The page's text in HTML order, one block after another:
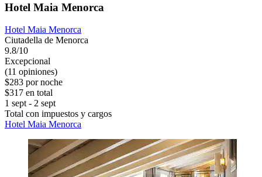
Hotel Maia Menorca
Hotel Maia Menorca
Ciutadella de Menorca
9.8/10
Excepcional
(11 opiniones)
$283 por noche
$317 en total
1 sept - 2 sept
Total con impuestos y cargos
Hotel Maia Menorca